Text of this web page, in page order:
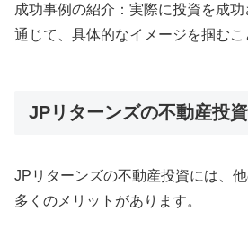
成功事例の紹介：実際に投資を成
通じて、具体的なイメージを掴むこ
JPリターンズの不動産投
JPリターンズの不動産投資には、
多くのメリットがあります。